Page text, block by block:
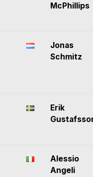
McPhillips
Jonas
Schmitz
Erik
Alessio
Angeli